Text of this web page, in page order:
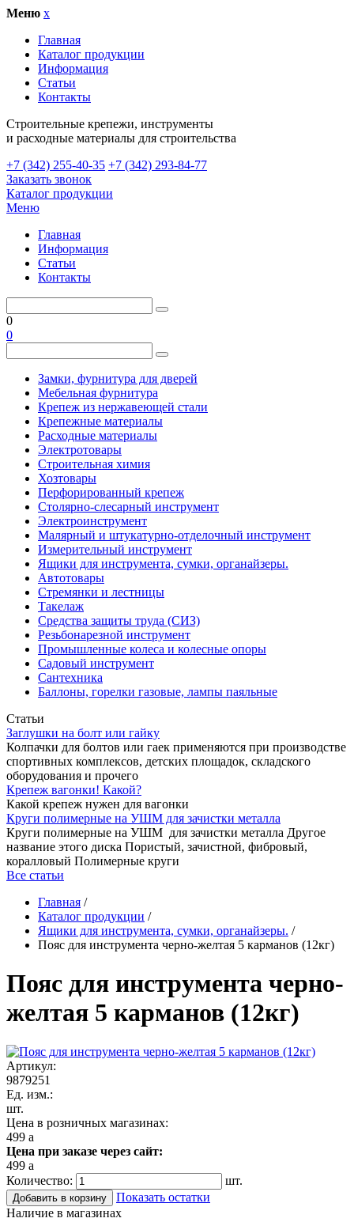
Меню x
Главная
Каталог продукции
Информация
Статьи
Контакты
Cтроительные крепежи, инструменты
и расходные материалы для строительства
+7 (342) 255-40-35 +7 (342) 293-84-77
Заказать звонок
Каталог продукции
Меню
Главная
Информация
Статьи
Контакты
0
0
Замки, фурнитура для дверей
Мебельная фурнитура
Крепеж из нержавеющей стали
Крепежные материалы
Расходные материалы
Электротовары
Строительная химия
Хозтовары
Перфорированный крепеж
Столярно-слесарный инструмент
Электроинструмент
Малярный и штукатурно-отделочный инструмент
Измерительный инструмент
Ящики для инструмента, сумки, органайзеры.
Автотовары
Стремянки и лестницы
Такелаж
Средства защиты труда (СИЗ)
Резьбонарезной инструмент
Промышленные колеса и колесные опоры
Садовый инструмент
Сантехника
Баллоны, горелки газовые, лампы паяльные
Статьи
Заглушки на болт или гайку
Колпачки для болтов или гаек применяются при производстве
спортивных комплексов, детских площадок, складского
оборудования и прочего
Крепеж вагонки! Какой?
Какой крепеж нужен для вагонки
Круги полимерные на УШМ для зачистки металла
Круги полимерные на УШМ для зачистки металла Другое
название этого диска Пористый, зачистной, фибровый,
коралловый Полимерные круги
Все статьи
Главная /
Каталог продукции /
Ящики для инструмента, сумки, органайзеры. /
Пояс для инструмента черно-желтая 5 карманов (12кг)
Пояс для инструмента черно-
желтая 5 карманов (12кг)
Артикул:
9879251
Ед. изм.:
шт.
Цена в розничных магазинах:
499 a
Цена при заказе через сайт:
499 a
Количество:
шт.
Добавить в корзину
Показать остатки
Наличие в магазинах